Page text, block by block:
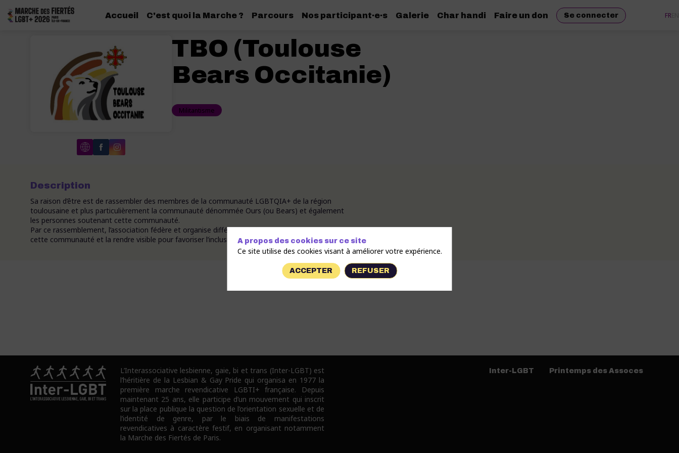
Accueil C'est quoi la Marche ? Parcours Nos participant·e·s Galerie Char handi Faire un don Se connecter FR
TBO (Toulouse
Bears Occitanie)
Militantisme
Description
Sa raison d’être est de rassembler des membres de la communauté LGBTQIA+ de la région
toulousaine et plus particulièrement la communauté dénommée Ours (ou Bears) et également
les personnes soutenant cette communauté.
Par ce rassemblement, l’association fédère et organise différents évènements pour soutenir
cette communauté et la rendre visible pour favoriser l’inclusion et la diversité.
L’Interassociative lesbienne, gaie, bi et trans (Inter-LGBT) est
l’héritière de la Lesbian & Gay Pride qui organisa en 1977 la
première marche revendicative LGBTI+ française. Depuis
maintenant 25 ans, elle participe d’un mouvement qui inscrit
sur la place publique la question de l’orientation sexuelle et de
l’identité de genre, par le biais de manifestations
revendicatives à caractère festif, en organisant notamment
la Marche des Fiertés de Paris.
Inter-LGBT Printemps des Assoces
A propos des cookies sur ce site
Ce site utilise des cookies visant à améliorer votre expérience.
ACCEPTER REFUSER